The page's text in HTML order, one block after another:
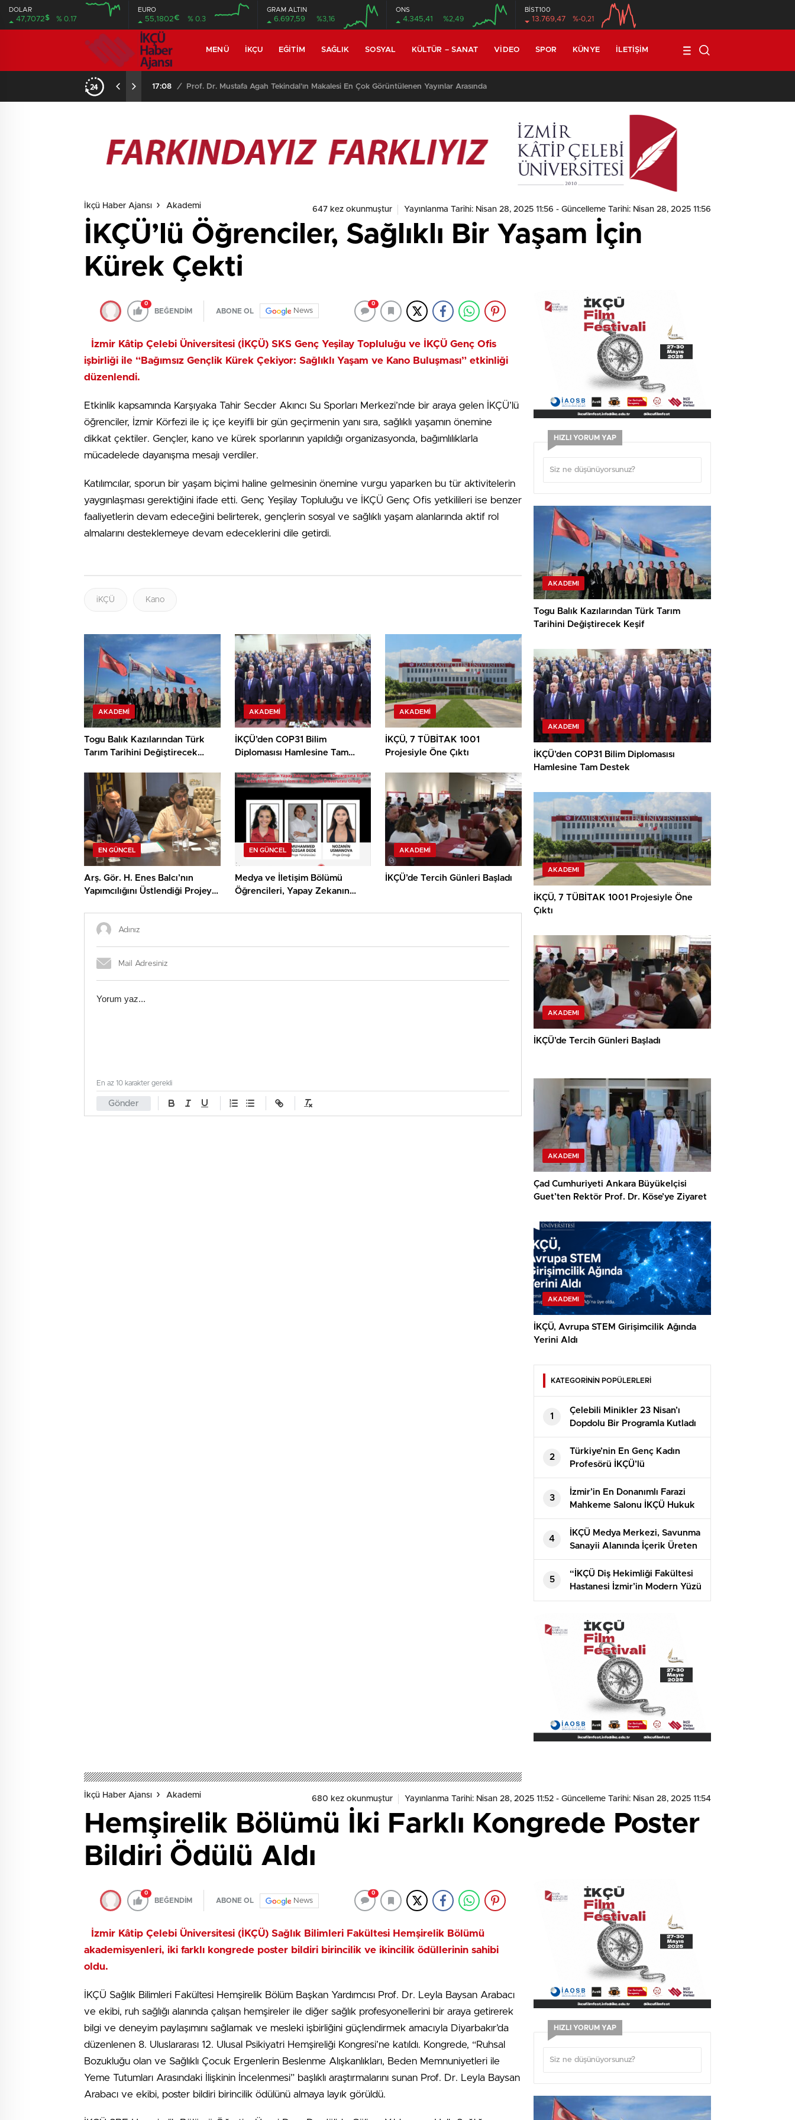
DOLAR
47,7072$ % 0.17
EURO
55,1802€ % 0.3
GRAM ALTIN
6.697,59 %3,16
ONS
4.345,41 %2,49
BİST100
13.769,47 %-0,21
MENÜ İKÇU EĞITIM SAĞLIK SOSYAL KÜLTÜR – SANAT VIDEO SPOR KÜNYE İLETIŞIM
17:08 / Prof. Dr. Mustafa Agah Tekindal’ın Makalesi En Çok Görüntülenen Yayınlar Arasında
İkçü Haber Ajansı Akademi 647 kez okunmuştur Yayınlanma Tarihi: Nisan 28, 2025 11:56 - Güncelleme Tarihi: Nisan 28, 2025 11:56
İKÇÜ’lü Öğrenciler, Sağlıklı Bir Yaşam İçin
Kürek Çekti
0
BEĞENDİM ABONE OL News
0
İzmir Kâtip Çelebi Üniversitesi (İKÇÜ) SKS Genç Yeşilay Topluluğu ve İKÇÜ Genç Ofis
işbirliği ile “Bağımsız Gençlik Kürek Çekiyor: Sağlıklı Yaşam ve Kano Buluşması” etkinliği
düzenlendi.
Etkinlik kapsamında Karşıyaka Tahir Secder Akıncı Su Sporları Merkezi’nde bir araya gelen İKÇÜ’lü
öğrenciler, İzmir Körfezi ile iç içe keyifli bir gün geçirmenin yanı sıra, sağlıklı yaşamın önemine
dikkat çektiler. Gençler, kano ve kürek sporlarının yapıldığı organizasyonda, bağımlılıklarla
mücadelede dayanışma mesajı verdiler.
Katılımcılar, sporun bir yaşam biçimi haline gelmesinin önemine vurgu yaparken bu tür aktivitelerin
yaygınlaşması gerektiğini ifade etti. Genç Yeşilay Topluluğu ve İKÇÜ Genç Ofis yetkilileri ise benzer
faaliyetlerin devam edeceğini belirterek, gençlerin sosyal ve sağlıklı yaşam alanlarında aktif rol
almalarını desteklemeye devam edeceklerini dile getirdi.
iKÇÜ Kano
AKADEMI
Togu Balık Kazılarından Türk
Tarım Tarihini Değiştirecek
AKADEMI
İKÇÜ’den COP31 Bilim
Diplomasısı Hamlesine Tam
AKADEMI
İKÇÜ, 7 TÜBİTAK 1001
Projesiyle Öne Çıktı
EN GÜNCEL
Arş. Gör. H. Enes Balcı’nın
Yapımcılığını Üstlendiği Projeye
EN GÜNCEL
Medya ve İletişim Bölümü
Öğrencileri, Yapay Zekanın
AKADEMI
İKÇÜ’de Tercih Günleri Başladı
Gönder
En az 10 karakter gerekli
HIZLI YORUM YAP
AKADEMI
Togu Balık Kazılarından Türk Tarım
Tarihini Değiştirecek Keşif
AKADEMI
İKÇÜ’den COP31 Bilim Diplomasısı
Hamlesine Tam Destek
AKADEMI
İKÇÜ, 7 TÜBİTAK 1001 Projesiyle Öne
Çıktı
AKADEMI
İKÇÜ’de Tercih Günleri Başladı
AKADEMI
Çad Cumhuriyeti Ankara Büyükelçisi
Guet’ten Rektör Prof. Dr. Köse’ye Ziyaret
AKADEMI
İKÇÜ, Avrupa STEM Girişimcilik Ağında
Yerini Aldı
KATEGORİNİN POPÜLERLERİ
1
Çelebili Minikler 23 Nisan’ı
Dopdolu Bir Programla Kutladı
2
Türkiye’nin En Genç Kadın
Profesörü İKÇÜ’lü
3
İzmir’in En Donanımlı Farazi
Mahkeme Salonu İKÇÜ Hukuk
Fakültesi’nde Açıldı
4
İKÇÜ Medya Merkezi, Savunma
Sanayii Alanında İçerik Üreten
Kaner Kurt’u Ağırladı
5
“İKÇÜ Diş Hekimliği Fakültesi
Hastanesi İzmir’in Modern Yüzü
Olacak”
İkçü Haber Ajansı Akademi 680 kez okunmuştur Yayınlanma Tarihi: Nisan 28, 2025 11:52 - Güncelleme Tarihi: Nisan 28, 2025 11:54
Hemşirelik Bölümü İki Farklı Kongrede Poster
Bildiri Ödülü Aldı
0
BEĞENDİM ABONE OL News
0
İzmir Kâtip Çelebi Üniversitesi (İKÇÜ) Sağlık Bilimleri Fakültesi Hemşirelik Bölümü
akademisyenleri, iki farklı kongrede poster bildiri birincilik ve ikincilik ödüllerinin sahibi
oldu.
İKÇÜ Sağlık Bilimleri Fakültesi Hemşirelik Bölüm Başkan Yardımcısı Prof. Dr. Leyla Baysan Arabacı
ve ekibi, ruh sağlığı alanında çalışan hemşireler ile diğer sağlık profesyonellerini bir araya getirerek
bilgi ve deneyim paylaşımını sağlamak ve mesleki işbirliğini güçlendirmek amacıyla Diyarbakır’da
düzenlenen 8. Uluslararası 12. Ulusal Psikiyatri Hemşireliği Kongresi’ne katıldı. Kongrede, “Ruhsal
Bozukluğu olan ve Sağlıklı Çocuk Ergenlerin Beslenme Alışkanlıkları, Beden Memnuniyetleri ile
Yeme Tutumları Arasındaki İlişkinin İncelenmesi” başlıklı araştırmalarını sunan Prof. Dr. Leyla Baysan
Arabacı ve ekibi, poster bildiri birincilik ödülünü almaya layık görüldü.
HIZLI YORUM YAP